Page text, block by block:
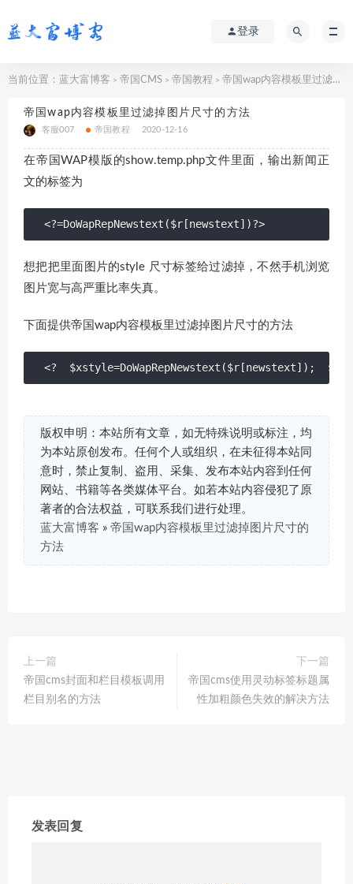
登录
当前位置： 蓝大富博客 > 帝国CMS > 帝国教程 > 帝国wap内容模板里过滤掉图片尺寸的方法
帝国wap内容模板里过滤掉图片尺寸的方法
客服007 帝国教程 2020-12-16
在帝国WAP模版的show.temp.php文件里面，输出新闻正
文的标签为
<?=DoWapRepNewstext($r[newstext])?>
想把把里面图片的style 尺寸标签给过滤掉，不然手机浏览
图片宽与高严重比率失真。
下面提供帝国wap内容模板里过滤掉图片尺寸的方法
<?
版权申明：本站所有文章，如无特殊说明或标注，均
为本站原创发布。任何个人或组织，在未征得本站同
意时，禁止复制、盗用、采集、发布本站内容到任何
网站、书籍等各类媒体平台。如若本站内容侵犯了原
著者的合法权益，可联系我们进行处理。
蓝大富博客 » 帝国wap内容模板里过滤掉图片尺寸的
方法
上一篇
帝国cms封面和栏目模板调用
栏目别名的方法
下一篇
帝国cms使用灵动标签标题属
性加粗颜色失效的解决方法
发表回复